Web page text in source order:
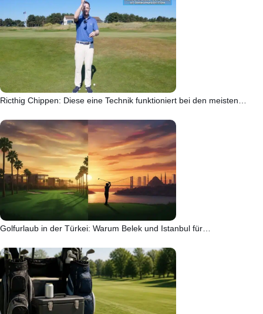
Ricthig Chippen: Diese eine Technik funktioniert bei den meisten…
Golfurlaub in der Türkei: Warum Belek und Istanbul für…